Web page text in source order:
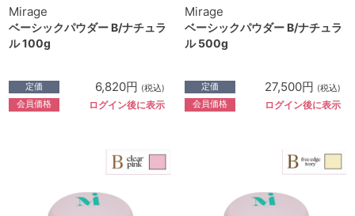
Mirage
ベーシックパウダー B/ナチュラ
ル 100g
定価 6,820円 (税込)
会員価格 ログイン後に表示
Mirage
ベーシックパウダー B/ナチュラ
ル 500g
定価 27,500円 (税込)
会員価格 ログイン後に表示